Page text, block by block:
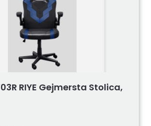
RIYE Gejmersta Stolica,